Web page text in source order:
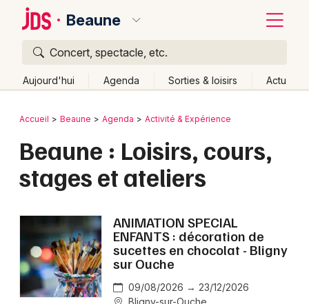
Beaune
Concert, spectacle, etc.
Aujourd'hui Agenda Sorties & loisirs Actu
Publier un événement
Activité & Expérience
Manifestations
Bordeaux
Colmar
Marseille
Mulhouse
Retour
Accueil Beaune Agenda Activité & Expérience
Beaune : Loisirs, cours,
stages et ateliers
ANIMATION SPECIAL
ENFANTS : décoration de
sucettes en chocolat - Bligny
sur Ouche
09/08/2026 → 23/12/2026
Bligny-sur-Ouche
Quoi ?
Où ?
Partout
Près de moi Changer de lieu
Quand ?